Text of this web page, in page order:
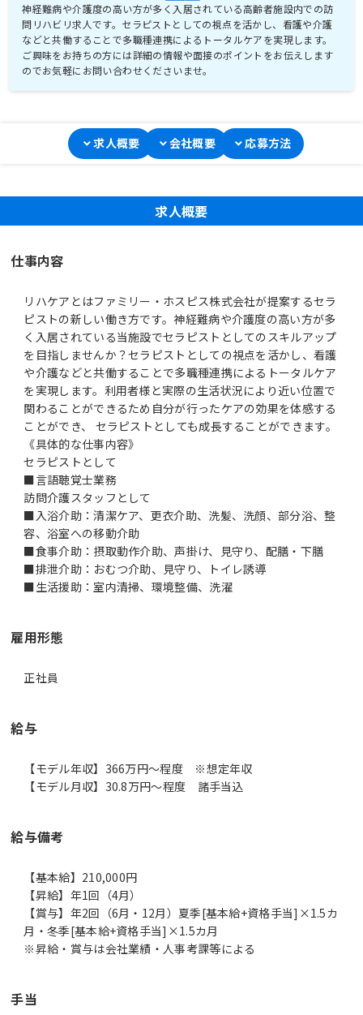
神経難病や介護度の高い方が多く入居されている高齢者施設内での訪
問リハビリ求人です。セラピストとしての視点を活かし、看護や介護
などと共働することで多職種連携によるトータルケアを実現します。
ご興味をお持ちの方には詳細の情報や面接のポイントをお伝えします
求人概要 会社概要 応募方法
求人概要
仕事内容
リハケアとはファミリー・ホスピス株式会社が提案するセラ
ピストの新しい働き方です。神経難病や介護度の高い方が多
く入居されている当施設でセラピストとしてのスキルアップ
を目指しませんか？セラピストとしての視点を活かし、看護
や介護などと共働することで多職種連携によるトータルケア
を実現します。利用者様と実際の生活状況により近い位置で
関わることができるため自分が行ったケアの効果を体感する
ことができ、 セラピストとしても成長することができます。
《具体的な仕事内容》
セラピストとして
■言語聴覚士業務
訪問介護スタッフとして
■入浴介助：清潔ケア、更衣介助、洗髪、洗顔、部分浴、整
容、浴室への移動介助
■食事介助：摂取動作介助、声掛け、見守り、配膳・下膳
■排泄介助：おむつ介助、見守り、トイレ誘導
■生活援助：室内清掃、環境整備、洗濯
雇用形態
正社員
給与
【モデル年収】366万円〜程度 ※想定年収
【モデル月収】30.8万円〜程度 諸手当込
給与備考
【基本給】210,000円
【昇給】年1回（4月）
【賞与】年2回（6月・12月）夏季[基本給+資格手当]×1.5カ
月・冬季[基本給+資格手当]×1.5カ月
※昇給・賞与は会社業績・人事考課等による
手当